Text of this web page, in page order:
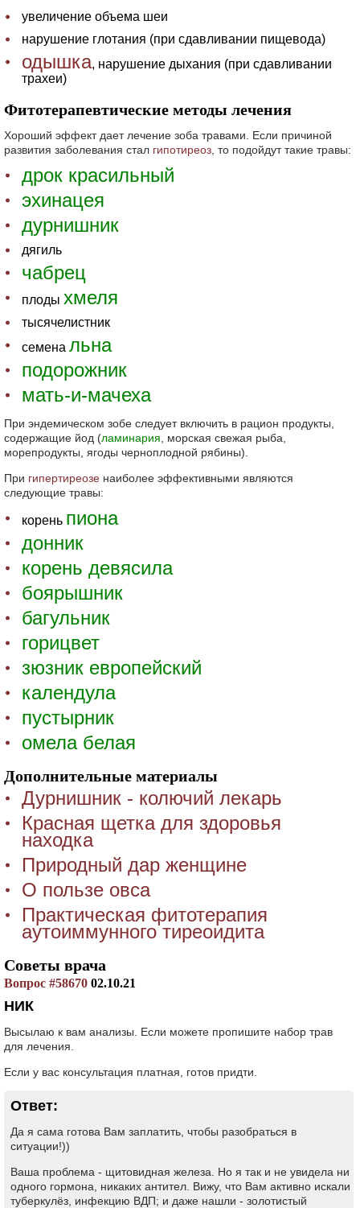
увеличение объема шеи
нарушение глотания (при сдавливании пищевода)
одышка, нарушение дыхания (при сдавливании
трахеи)
Фитотерапевтические методы лечения
Хороший эффект дает лечение зоба травами. Если причиной
развития заболевания стал гипотиреоз , то подойдут такие травы:
дрок красильный
эхинацея
дурнишник
дягиль
чабрец
плоды хмеля
тысячелистник
семена льна
подорожник
мать-и-мачеха
При эндемическом зобе следует включить в рацион продукты,
содержащие йод (ламинария , морская свежая рыба,
морепродукты, ягоды черноплодной рябины).
При гипертиреозе наиболее эффективными являются
следующие травы:
корень пиона
донник
корень девясила
боярышник
багульник
горицвет
зюзник европейский
календула
пустырник
омела белая
Дополнительные материалы
Дурнишник - колючий лекарь
Красная щетка для здоровья
находка
Природный дар женщине
О пользе овса
Практическая фитотерапия
аутоиммунного тиреоидита
Советы врача
Вопрос #58670 02.10.21
НИК
Высылаю к вам анализы. Если можете пропишите набор трав
для лечения.
Если у вас консультация платная, готов придти.
Ответ:
Да я сама готова Вам заплатить, чтобы разобраться в
ситуации!))
Ваша проблема - щитовидная железа. Но я так и не увидела ни
одного гормона, никаких антител. Вижу, что Вам активно искали
туберкулёз, инфекцию ВДП; и даже нашли - золотистый